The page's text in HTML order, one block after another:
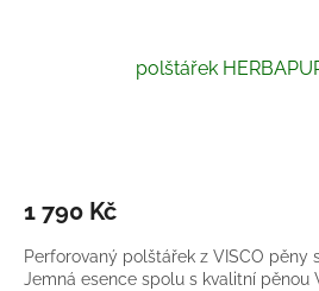
polštářek
1 790 Kč
Perforovaný polštářek z VISCO pěny
Jemná esence spolu s kvalitní pěnou